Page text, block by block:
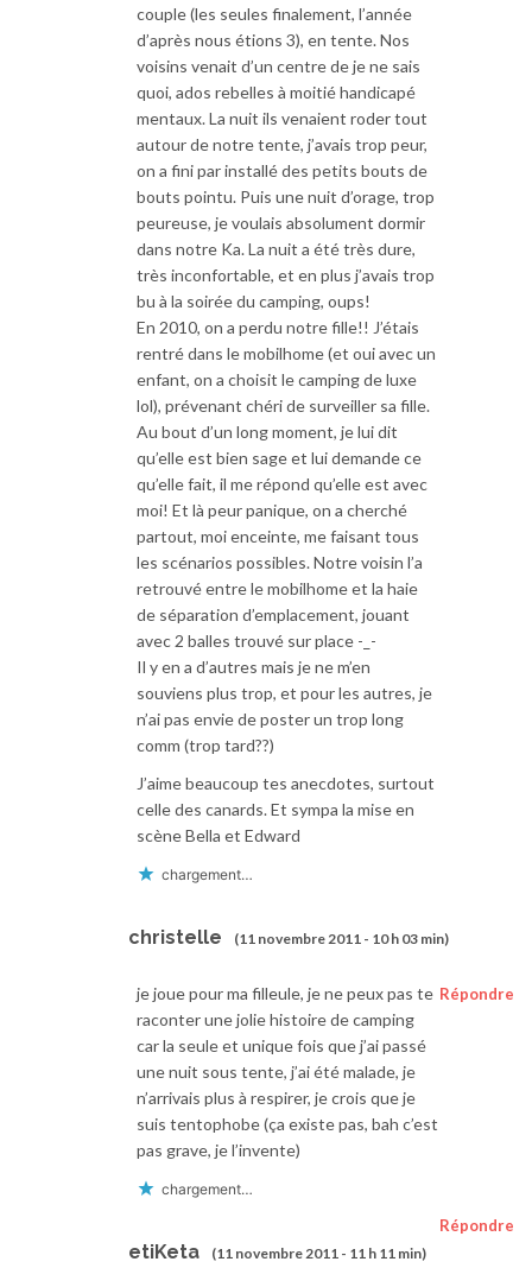
couple (les seules finalement, l’année
d’après nous étions 3), en tente. Nos
voisins venait d’un centre de je ne sais
quoi, ados rebelles à moitié handicapé
mentaux. La nuit ils venaient roder tout
autour de notre tente, j’avais trop peur,
on a fini par installé des petits bouts de
bouts pointu. Puis une nuit d’orage, trop
peureuse, je voulais absolument dormir
dans notre Ka. La nuit a été très dure,
très inconfortable, et en plus j’avais trop
bu à la soirée du camping, oups!
En 2010, on a perdu notre fille!! J’étais
rentré dans le mobilhome (et oui avec un
enfant, on a choisit le camping de luxe
lol), prévenant chéri de surveiller sa fille.
Au bout d’un long moment, je lui dit
qu’elle est bien sage et lui demande ce
qu’elle fait, il me répond qu’elle est avec
moi! Et là peur panique, on a cherché
partout, moi enceinte, me faisant tous
les scénarios possibles. Notre voisin l’a
retrouvé entre le mobilhome et la haie
de séparation d’emplacement, jouant
avec 2 balles trouvé sur place -_-
Il y en a d’autres mais je ne m’en
souviens plus trop, et pour les autres, je
n’ai pas envie de poster un trop long
comm (trop tard??)
J’aime beaucoup tes anecdotes, surtout
celle des canards. Et sympa la mise en
scène Bella et Edward
chargement…
christelle (11 novembre 2011 - 10 h 03 min)
Répondre
je joue pour ma filleule, je ne peux pas te
raconter une jolie histoire de camping
car la seule et unique fois que j’ai passé
une nuit sous tente, j’ai été malade, je
n’arrivais plus à respirer, je crois que je
suis tentophobe (ça existe pas, bah c’est
pas grave, je l’invente)
chargement…
etiKeta (11 novembre 2011 - 11 h 11 min)
Répondre